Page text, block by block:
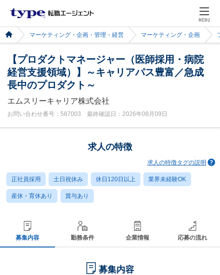
MENU
マーケティング・企画・管理・経営 マーケティング・企画
【プロダクトマネージャー（医師採用・病院
経営支援領域）】～キャリアパス豊富／急成
長中のプロダクト～
エムスリーキャリア株式会社
お問い合わせ番号：587003 最終確認日：2026年08月09日
求人の特徴
求人の特徴タグの説明
正社員採用 土日祝休み 休日120日以上 業界未経験OK
産休・育休あり 賞与あり
募集内容 勤務条件 企業情報 応募の流れ
募集内容